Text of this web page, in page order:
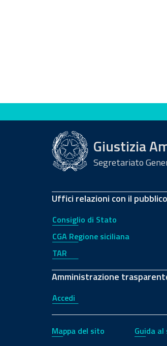
Valuta questo sito
Giustizia
Segretariato
Uffici relazioni con il pubblico
Consiglio di Stato
CGA Regione siciliana
TAR
Amministrazione
Accedi
Mappa del sito Guida